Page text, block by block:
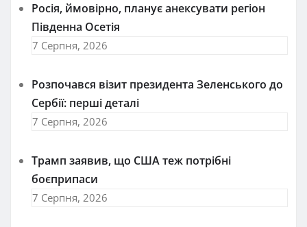
Росія, ймовірно, планує анексувати регіон
Південна Осетія
7 Серпня, 2026
Розпочався візит президента Зеленського до
Сербії: перші деталі
7 Серпня, 2026
Трамп заявив, що США теж потрібні
боєприпаси
7 Серпня, 2026